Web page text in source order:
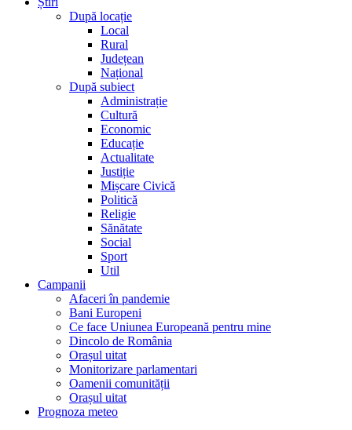
După locație
Local
Rural
Județean
Național
După subiect
Administrație
Cultură
Economic
Educație
Actualitate
Justiție
Mișcare Civică
Politică
Religie
Sănătate
Social
Sport
Util
Campanii
Afaceri în pandemie
Bani Europeni
Ce face Uniunea Europeană pentru mine
Dincolo de România
Orașul uitat
Monitorizare parlamentari
Oamenii comunității
Orașul uitat
Prognoza meteo